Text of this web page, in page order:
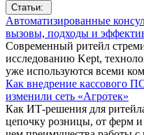
Статьи:
Автоматизированные
вызовы, подходы и
Современный ритейл
исследованию Kept,
уже используются всеми
Как внедрение кассового
изменили сеть «Агротек»
Как ИТ-решения для
цепочку розницы, от ферм и